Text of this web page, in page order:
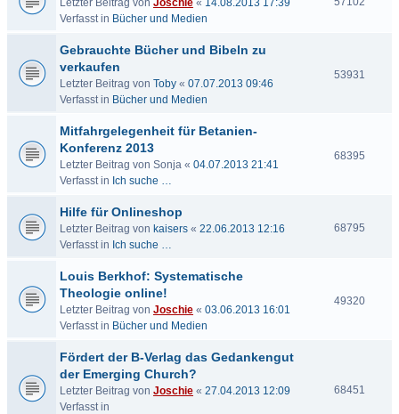
Letzter Beitrag von Joschie « 14.08.2013 17:39
Verfasst in Bücher und Medien
Gebrauchte Bücher und Bibeln zu
verkaufen
Letzter Beitrag von Toby « 07.07.2013 09:46
Verfasst in Bücher und Medien
53931
Mitfahrgelegenheit für Betanien-
Konferenz 2013
Letzter Beitrag von Sonja « 04.07.2013 21:41
Verfasst in Ich suche …
68395
Hilfe für Onlineshop
Letzter Beitrag von kaisers « 22.06.2013 12:16
Verfasst in Ich suche …
68795
Louis Berkhof: Systematische
Theologie online!
Letzter Beitrag von Joschie « 03.06.2013 16:01
Verfasst in Bücher und Medien
49320
Fördert der B-Verlag das Gedankengut
der Emerging Church?
Letzter Beitrag von Joschie « 27.04.2013 12:09
Verfasst in
68451